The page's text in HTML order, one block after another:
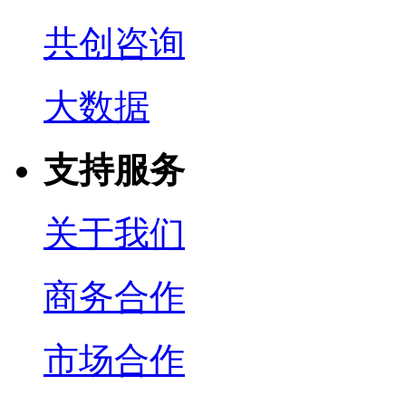
共创咨询
大数据
支持服务
关于我们
商务合作
市场合作